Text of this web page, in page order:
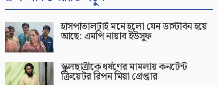
হাসপাতালটাই মনে হলো যেন ডাস্টবিন হয়ে
আছে: এমপি নায়াব ইউসুফ
স্কুলছাত্রীকে ধর্ষণের মামলায় কনটেন্ট
ক্রিয়েটর রিপন মিয়া গ্রেপ্তার